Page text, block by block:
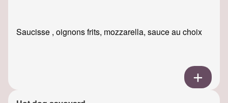
Saucisse , oignons frits, mozzarella, sauce au choix